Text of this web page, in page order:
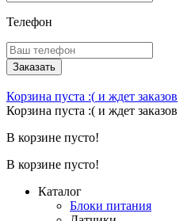
Телефон
Заказать
Корзина пуста :( и ждет заказов
Корзина пуста :( и ждет заказов
В корзине пусто!
В корзине пусто!
Каталог
Блоки питания